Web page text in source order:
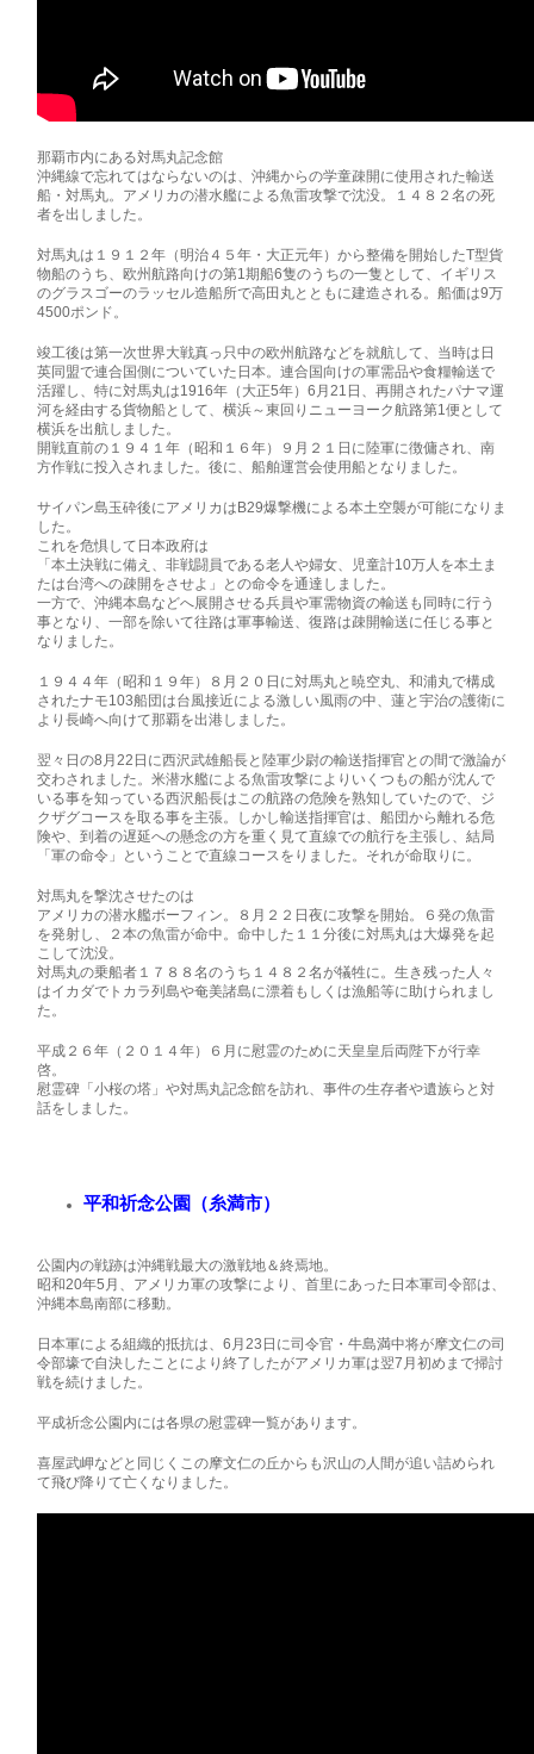
那覇市内にある対馬丸記念館
沖縄線で忘れてはならないのは、沖縄からの学童疎開に使用された輸送
船・対馬丸。アメリカの潜水艦による魚雷攻撃で沈没。１４８２名の死
者を出しました。
対馬丸は１９１２年（明治４５年・大正元年）から整備を開始したT型貨
物船のうち、欧州航路向けの第1期船6隻のうちの一隻として、イギリス
のグラスゴーのラッセル造船所で高田丸とともに建造される。船価は9万
4500ポンド。
竣工後は第一次世界大戦真っ只中の欧州航路などを就航して、当時は日
英同盟で連合国側についていた日本。連合国向けの軍需品や食糧輸送で
活躍し、特に対馬丸は1916年（大正5年）6月21日、再開されたパナマ運
河を経由する貨物船として、横浜～東回りニューヨーク航路第1便として
横浜を出航しました。
開戦直前の１９４１年（昭和１６年）９月２１日に陸軍に徴傭され、南
方作戦に投入されました。後に、船舶運営会使用船となりました。
サイパン島玉砕後にアメリカはB29爆撃機による本土空襲が可能になりま
した。
これを危惧して日本政府は
「本土決戦に備え、非戦闘員である老人や婦女、児童計10万人を本土ま
たは台湾への疎開をさせよ」との命令を通達しました。
一方で、沖縄本島などへ展開させる兵員や軍需物資の輸送も同時に行う
事となり、一部を除いて往路は軍事輸送、復路は疎開輸送に任じる事と
なりました。
１９４４年（昭和１９年）８月２０日に対馬丸と暁空丸、和浦丸で構成
されたナモ103船団は台風接近による激しい風雨の中、蓮と宇治の護衛に
より長崎へ向けて那覇を出港しました。
翌々日の8月22日に西沢武雄船長と陸軍少尉の輸送指揮官との間で激論が
交わされました。米潜水艦による魚雷攻撃によりいくつもの船が沈んで
いる事を知っている西沢船長はこの航路の危険を熟知していたので、ジ
クザグコースを取る事を主張。しかし輸送指揮官は、船団から離れる危
険や、到着の遅延への懸念の方を重く見て直線での航行を主張し、結局
「軍の命令」ということで直線コースをりました。それが命取りに。
対馬丸を撃沈させたのは
アメリカの潜水艦ボーフィン。８月２２日夜に攻撃を開始。６発の魚雷
を発射し、２本の魚雷が命中。命中した１１分後に対馬丸は大爆発を起
こして沈没。
対馬丸の乗船者１７８８名のうち１４８２名が犠牲に。生き残った人々
はイカダでトカラ列島や奄美諸島に漂着もしくは漁船等に助けられまし
た。
平成２６年（２０１４年）６月に慰霊のために天皇皇后両陛下が行幸
啓。
慰霊碑「小桜の塔」や対馬丸記念館を訪れ、事件の生存者や遺族らと対
話をしました。
平和祈念公園（糸満市）
公園内の戦跡は沖縄戦最大の激戦地＆終焉地。
昭和20年5月、アメリカ軍の攻撃により、首里にあった日本軍司令部は、
沖縄本島南部に移動。
日本軍による組織的抵抗は、6月23日に司令官・牛島満中将が摩文仁の司
令部壕で自決したことにより終了したがアメリカ軍は翌7月初めまで掃討
戦を続けました。
平成祈念公園内には各県の慰霊碑一覧があります。
喜屋武岬などと同じくこの摩文仁の丘からも沢山の人間が追い詰められ
て飛び降りて亡くなりました。